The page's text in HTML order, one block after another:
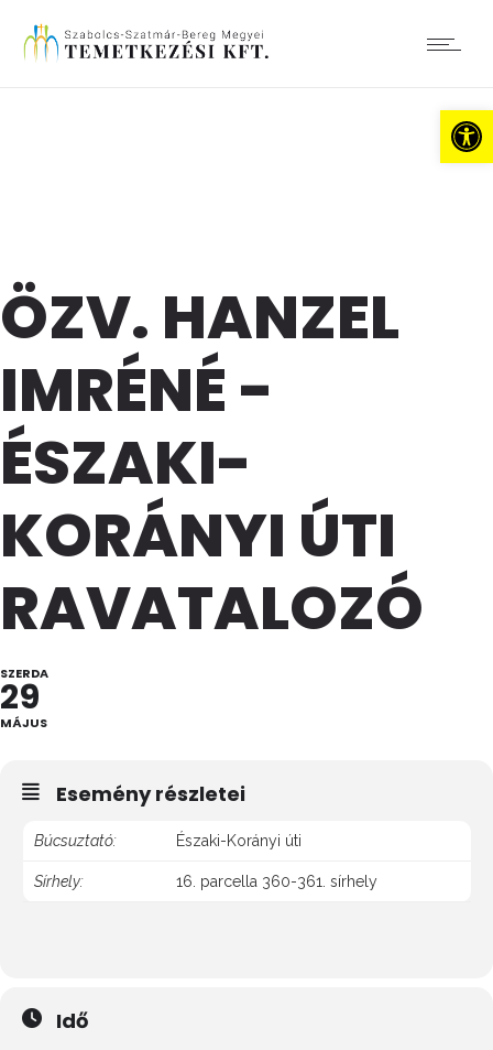
ÖZV. HANZEL
IMRÉNÉ -
ÉSZAKI-
KORÁNYI ÚTI
RAVATALOZÓ
SZERDA
29
MÁJUS
Esemény részletei
Búcsuztató: Északi-Korányi úti
Sírhely: 16. parcella 360-361. sírhely
Idő